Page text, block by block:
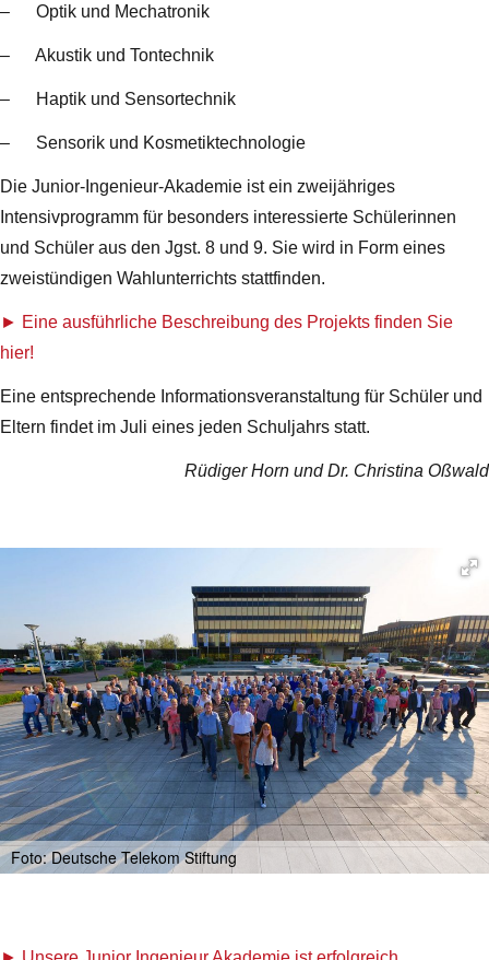
– Optik und Mechatronik
– Akustik und Tontechnik
– Haptik und Sensortechnik
– Sensorik und Kosmetiktechnologie
Die Junior-Ingenieur-Akademie ist ein zweijähriges
Intensivprogramm für besonders interessierte Schülerinnen
und Schüler aus den Jgst. 8 und 9. Sie wird in Form eines
zweistündigen Wahlunterrichts stattfinden.
Eine ausführliche Beschreibung des Projekts finden Sie
hier!
Eine entsprechende Informationsveranstaltung für Schüler und
Eltern findet im Juli eines jeden Schuljahrs statt.
Rüdiger Horn und Dr. Christina Oßwald
Foto: Deutsche Telekom Stiftung